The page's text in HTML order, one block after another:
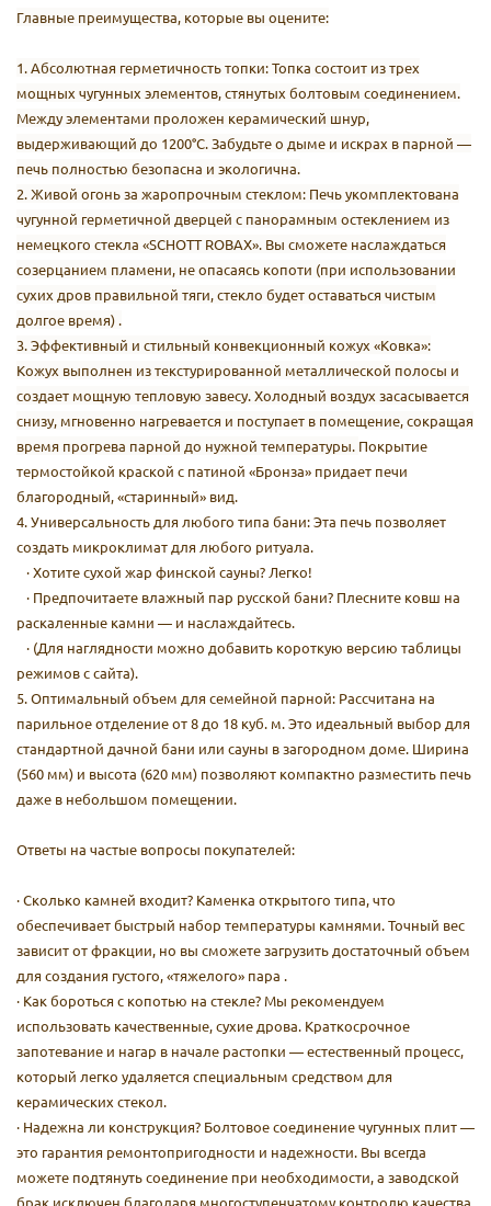
Главные преимущества, которые вы оцените:
1. Абсолютная герметичность топки: Топка состоит из трех
мощных чугунных элементов, стянутых болтовым соединением.
Между элементами проложен керамический шнур,
выдерживающий до 1200°С. Забудьте о дыме и искрах в парной —
печь полностью безопасна и экологична.
2. Живой огонь за жаропрочным стеклом: Печь укомплектована
чугунной герметичной дверцей с панорамным остеклением из
немецкого стекла «SCHOTT ROBAX». Вы сможете наслаждаться
созерцанием пламени, не опасаясь копоти (при использовании
сухих дров правильной тяги, стекло будет оставаться чистым
долгое время) .
3. Эффективный и стильный конвекционный кожух «Ковка»:
Кожух выполнен из текстурированной металлической полосы и
создает мощную тепловую завесу. Холодный воздух засасывается
снизу, мгновенно нагревается и поступает в помещение, сокращая
время прогрева парной до нужной температуры. Покрытие
термостойкой краской с патиной «Бронза» придает печи
благородный, «старинный» вид.
4. Универсальность для любого типа бани: Эта печь позволяет
создать микроклимат для любого ритуала.
· Хотите сухой жар финской сауны? Легко!
· Предпочитаете влажный пар русской бани? Плесните ковш на
раскаленные камни — и наслаждайтесь.
· (Для наглядности можно добавить короткую версию таблицы
режимов с сайта).
5. Оптимальный объем для семейной парной: Рассчитана на
парильное отделение от 8 до 18 куб. м. Это идеальный выбор для
стандартной дачной бани или сауны в загородном доме. Ширина
(560 мм) и высота (620 мм) позволяют компактно разместить печь
даже в небольшом помещении.
Ответы на частые вопросы покупателей:
· Сколько камней входит? Каменка открытого типа, что
обеспечивает быстрый набор температуры камнями. Точный вес
зависит от фракции, но вы сможете загрузить достаточный объем
для создания густого, «тяжелого» пара .
· Как бороться с копотью на стекле? Мы рекомендуем
использовать качественные, сухие дрова. Краткосрочное
запотевание и нагар в начале растопки — естественный процесс,
который легко удаляется специальным средством для
керамических стекол.
· Надежна ли конструкция? Болтовое соединение чугунных плит —
это гарантия ремонтопригодности и надежности. Вы всегда
можете подтянуть соединение при необходимости, а заводской
брак исключен благодаря многоступенчатому контролю качества